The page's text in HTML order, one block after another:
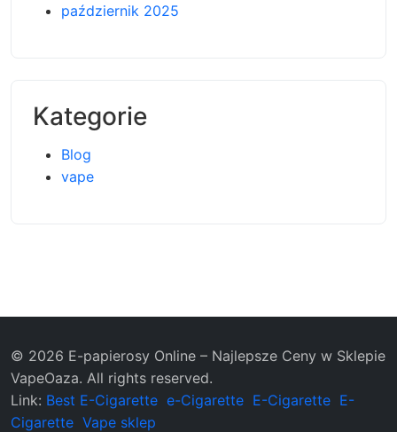
październik 2025
Kategorie
Blog
vape
© 2026 E-papierosy Online – Najlepsze Ceny w Sklepie
VapeOaza. All rights reserved.
Link: Best E-Cigarette e-Cigarette E-Cigarette E-
Cigarette Vape sklep